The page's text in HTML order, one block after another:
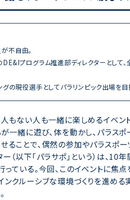
不自由。
プログラム推進部ディレクターとして
グの現役選手としてパラリンピック出場を目
ない人も一緒に楽しめるイベント
一緒に遊び、体を動かし、パラス
ことで、偶然の参加やパラスポ
以下「パラサポ」という）は、10
ている。今回、このイベントに焦点
クルーシブな環境づくりを進め